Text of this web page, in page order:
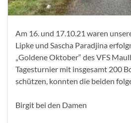
Am 16. und 17.10.21 waren
Lipke und Sascha Paradjina
„Goldene Oktober“ des VFS
Tagesturnier mit insgesamt 200
schützen, konnten die beiden
Birgit bei den Damen